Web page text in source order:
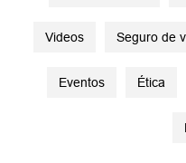
Videos Seguro de
Eventos Ética